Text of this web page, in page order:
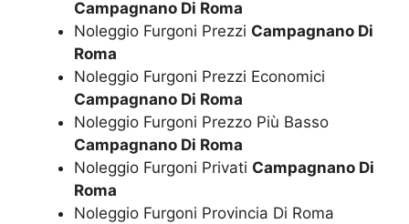
Campagnano Di Roma
Noleggio Furgoni Prezzi Campagnano Di
Roma
Noleggio Furgoni Prezzi Economici
Campagnano Di Roma
Noleggio Furgoni Prezzo Più Basso
Campagnano Di Roma
Noleggio Furgoni Privati Campagnano Di
Roma
Noleggio Furgoni Provincia Di Roma